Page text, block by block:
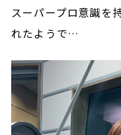
スーパープロ意識を
れたようで…